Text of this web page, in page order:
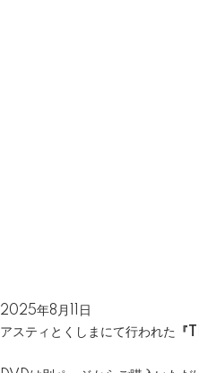
2025年8月11日
アスティとくしまにて行われた
『